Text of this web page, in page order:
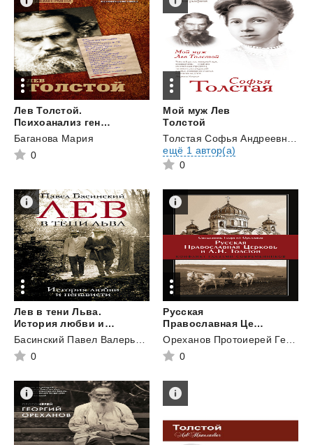
Лев Толстой.
Психоанализ гениального женоненавистника
Баганова Мария
0
Мой муж Лев
Толстой
ещё 1 автор(а)
0
Лев в тени Льва.
История любви и ненависти
0
Русская
Православная Церковь и Л. Н. Толстой. Конфликт глазами современников
0